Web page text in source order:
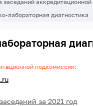
заседаний
лабораторная диагностика
подкомиссии:
за 2021 год